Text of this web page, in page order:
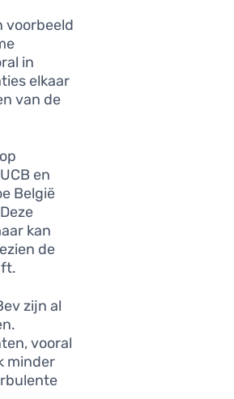
voorbeeld
in
elkaar
van de
en
België
kan
de
zijn al
vooral
minder